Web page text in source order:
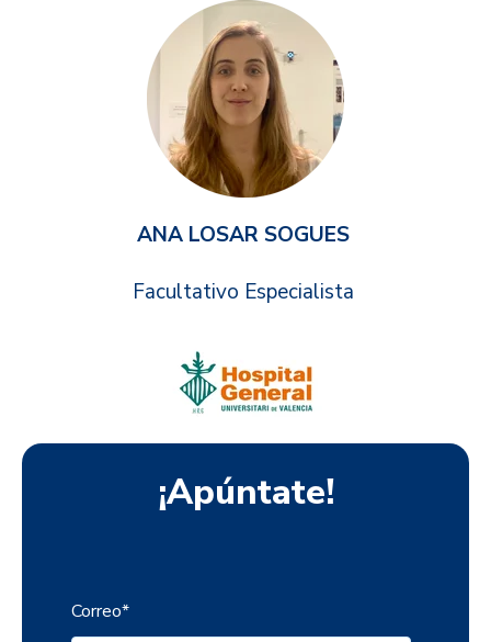
ANA LOSAR SOGUES
Facultativo Especialista
¡Apúntate!
Correo*